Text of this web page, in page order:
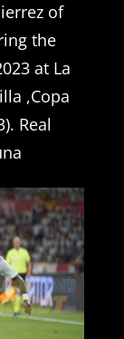
of
the
at La
,Copa
Real